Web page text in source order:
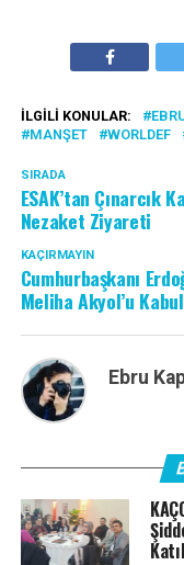
İLGILI KONULAR:
MANŞET
WORLDEF
SIRADA
ESAK’tan Çınarcık
Nezaket Ziyareti
KAÇIRMAYIN
Cumhurbaşkanı
Meliha Akyol’u
Ebru